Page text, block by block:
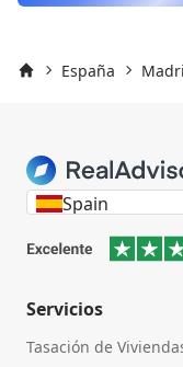
España
Spain
Servicios
Tasación de